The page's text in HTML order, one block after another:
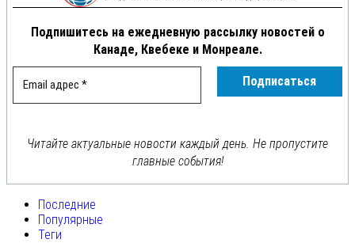
Подпишитесь на ежедневную рассылку новостей о
Канаде, Квебеке и Монреале.
Читайте актуальные новости каждый день. Не пропустите
главные события!
Последние
Популярные
Теги